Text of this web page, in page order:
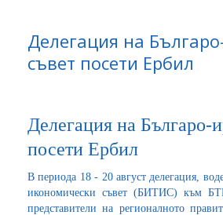
Делегация на
съвет посети Ербил
Делегация на Българо-
посети Ербил
В периода 18 - 20 август делегация,
икономически съвет (БИТИС) към
представители на регионалното